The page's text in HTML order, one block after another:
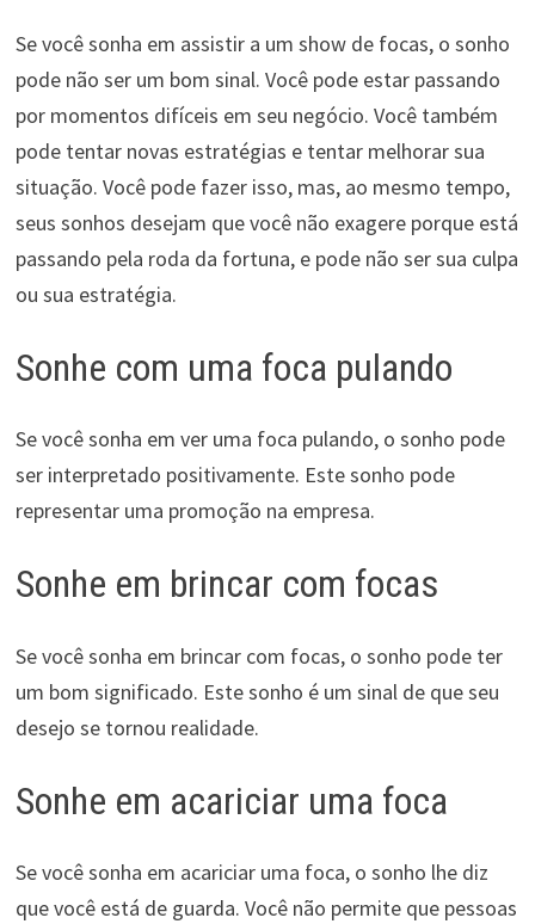
Se você sonha em assistir a um show de focas, o sonho
pode não ser um bom sinal. Você pode estar passando
por momentos difíceis em seu negócio. Você também
pode tentar novas estratégias e tentar melhorar sua
situação. Você pode fazer isso, mas, ao mesmo tempo,
seus sonhos desejam que você não exagere porque está
passando pela roda da fortuna, e pode não ser sua culpa
ou sua estratégia.
Sonhe com uma foca pulando
Se você sonha em ver uma foca pulando, o sonho pode
ser interpretado positivamente. Este sonho pode
representar uma promoção na empresa.
Sonhe em brincar com focas
Se você sonha em brincar com focas, o sonho pode ter
um bom significado. Este sonho é um sinal de que seu
desejo se tornou realidade.
Sonhe em acariciar uma foca
Se você sonha em acariciar uma foca, o sonho lhe diz
que você está de guarda. Você não permite que pessoas